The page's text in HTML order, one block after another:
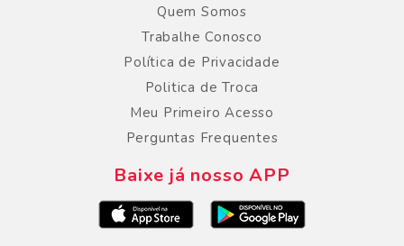
Quem Somos
Trabalhe Conosco
Política de Privacidade
Politica de Troca
Meu Primeiro Acesso
Perguntas Frequentes
Baixe já nosso APP